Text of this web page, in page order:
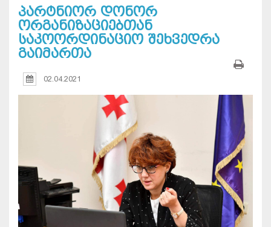
პარტნიორ დონორ
ორგანიზაციებთან
საკოორდინაციო შეხვედრა
გაიმართა
02.04.2021